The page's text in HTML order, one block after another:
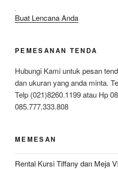
Buat Lencana Anda
PEMESANAN TENDA
Hubungi Kami untuk pesan
dan ukuran yang anda minta.
Telp (021)8260.1199 atau Hp
085.777.333.808
MEMESAN
Rental Kursi Tiffany dan Meja